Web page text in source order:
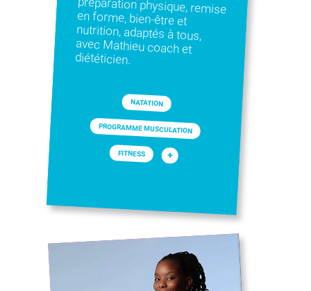
diététicien.
NATATION
PROGRAMME MUSCULATION
FITNESS +